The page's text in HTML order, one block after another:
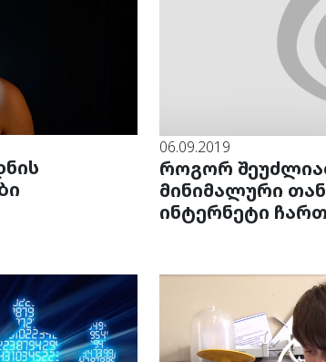
06.09.2019
როგორ
მინიმალური
ინტერნეტი